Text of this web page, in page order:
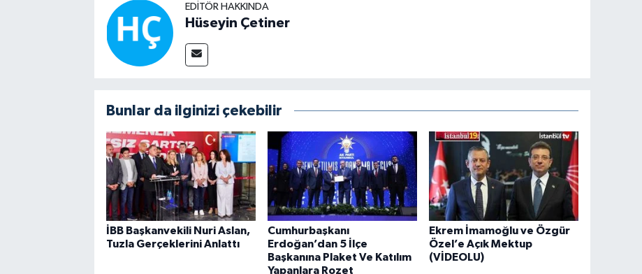
EDITÖR HAKKINDA
Hüseyin Çetiner
Bunlar da ilginizi çekebilir
İBB Başkanvekili Nuri Aslan,
Tuzla Gerçeklerini Anlattı
Cumhurbaşkanı
Erdoğan’dan 5 İlçe
Başkanına Plaket Ve Katılım
Yapanlara Rozet
Ekrem İmamoğlu ve Özgür
Özel’e Açık Mektup
(VİDEOLU)